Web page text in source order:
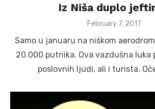
Iz Niša duplo
Posted
February 7, 2017
Samo u januaru na niškom
20.000 putnika. Ova vazdušna luka
poslovnih ljudi, ali i turista.